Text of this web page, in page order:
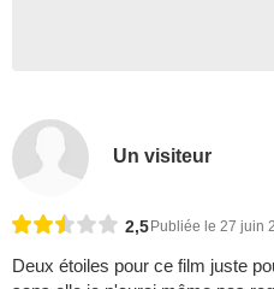
Un visiteur
2,5 Publiée le 27 juin
Deux étoiles pour ce film juste